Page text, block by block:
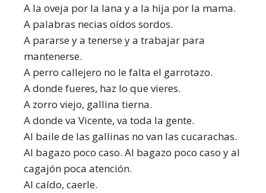
A la oveja por la lana y a la hija por la mama.
A palabras necias oídos sordos.
A pararse y a tenerse y a trabajar para
mantenerse.
A perro callejero no le falta el garrotazo.
A donde fueres, haz lo que vieres.
A zorro viejo, gallina tierna.
A donde va Vicente, va toda la gente.
Al baile de las gallinas no van las cucarachas.
Al bagazo poco caso. Al bagazo poco caso y al
cagajón poca atención.
Al caído, caerle.